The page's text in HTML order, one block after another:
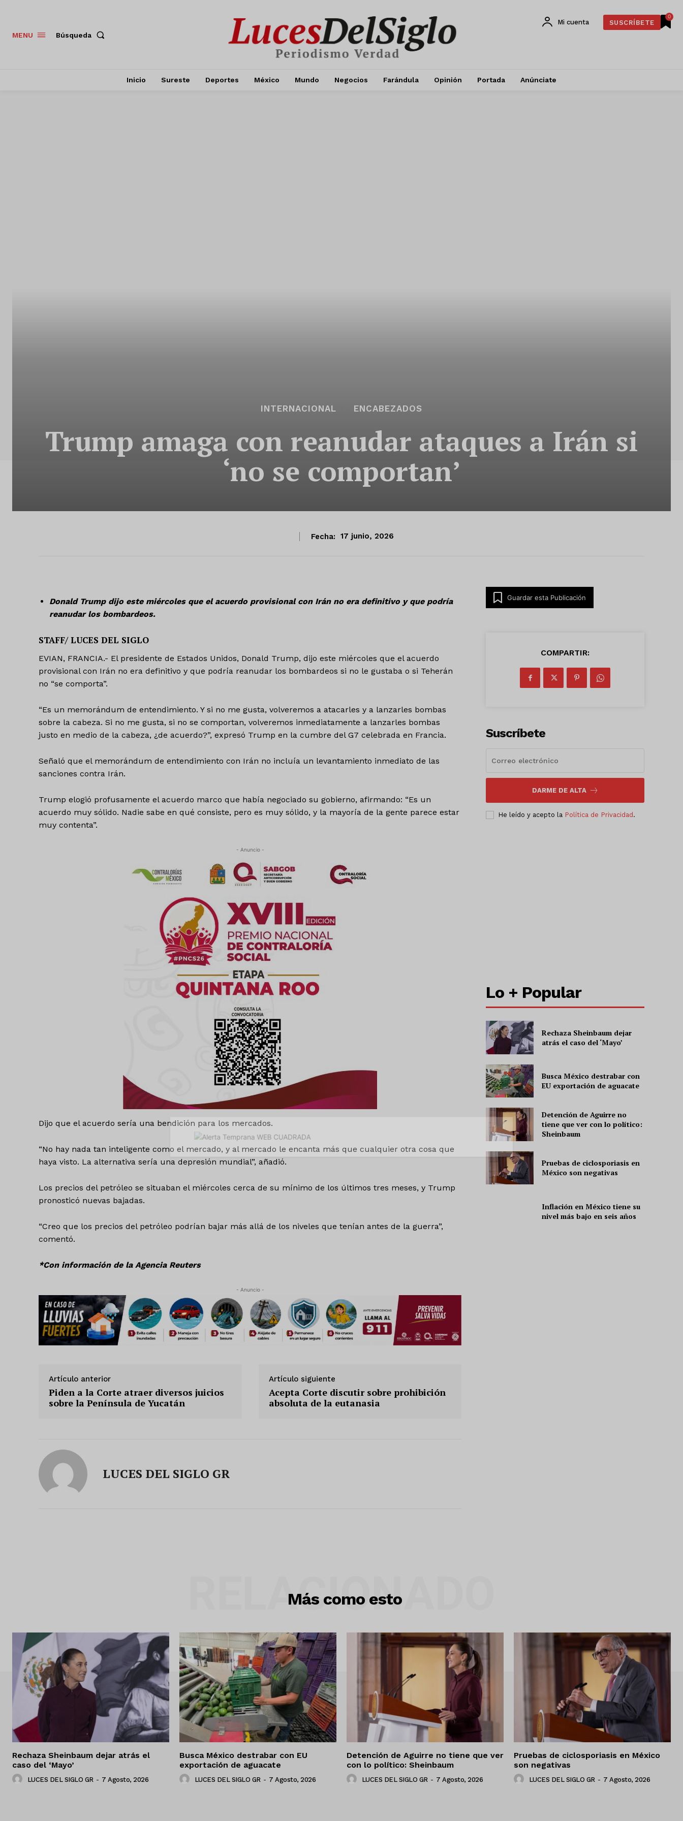
Luces
Del Siglo
Nosotros
Políticas del Sitio
Mi cuenta
MENU Búsqueda
0
Mi cuenta SUSCRÍBETE
Inicio Sureste Deportes México Mundo Negocios Farándula Opinión Portada Anúnciate
INTERNACIONAL ENCABEZADOS
Trump amaga con reanudar ataques a Irán si
‘no se comportan’
Fecha: 17 junio, 2026
Donald Trump dijo este miércoles que el acuerdo provisional con Irán no era definitivo y que podría
reanudar los bombardeos.
STAFF/ LUCES DEL SIGLO
EVIAN, FRANCIA.- El presidente de Estados Unidos, Donald Trump, dijo este miércoles que el acuerdo
provisional con Irán no era definitivo y que podría reanudar los bombardeos si no le gustaba o si Teherán
no “se comporta”.
“Es un memorándum de entendimiento. Y si no me gusta, volveremos a atacarles y a lanzarles bombas
sobre la cabeza. Si no me gusta, si no se comportan, volveremos inmediatamente a lanzarles bombas
justo en medio de la cabeza, ¿de acuerdo?”, expresó Trump en la cumbre del G7 celebrada en Francia.
Señaló que el memorándum de entendimiento con Irán no incluía un levantamiento inmediato de las
sanciones contra Irán.
Trump elogió profusamente el acuerdo marco que había negociado su gobierno, afirmando: “Es un
acuerdo muy sólido. Nadie sabe en qué consiste, pero es muy sólido, y la mayoría de la gente parece estar
muy contenta”.
- Anuncio -
Dijo que el acuerdo sería una bendición para los mercados.
“No hay nada tan inteligente como el mercado, y al mercado le encanta más que cualquier otra cosa que
haya visto. La alternativa sería una depresión mundial”, añadió.
Los precios del petróleo se situaban el miércoles cerca de su mínimo de los últimos tres meses, y Trump
pronosticó nuevas bajadas.
“Creo que los precios del petróleo podrían bajar más allá de los niveles que tenían antes de la guerra”,
comentó.
*Con información de la Agencia Reuters
- Anuncio -
Artículo anterior
Piden a la Corte atraer diversos juicios
sobre la Península de Yucatán
Artículo siguiente
Acepta Corte discutir sobre prohibición
absoluta de la eutanasia
LUCES DEL SIGLO GR
Guardar esta Publicación
COMPARTIR:
Suscríbete
DARME DE ALTA
He leído y acepto la Política de Privacidad .
Lo + Popular
Rechaza Sheinbaum dejar
atrás el caso del ‘Mayo’
Busca México destrabar con
EU exportación de aguacate
Detención de Aguirre no
tiene que ver con lo político:
Sheinbaum
Pruebas de ciclosporiasis en
México son negativas
Inflación en México tiene su
nivel más bajo en seis años
Más como esto
RELACIONADO
Rechaza Sheinbaum dejar atrás el
caso del ‘Mayo’
LUCES DEL SIGLO GR - 7 Agosto, 2026
Busca México destrabar con EU
exportación de aguacate
LUCES DEL SIGLO GR - 7 Agosto, 2026
Detención de Aguirre no tiene que ver
con lo político: Sheinbaum
LUCES DEL SIGLO GR - 7 Agosto, 2026
Pruebas de ciclosporiasis en México
son negativas
LUCES DEL SIGLO GR - 7 Agosto, 2026